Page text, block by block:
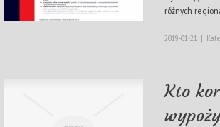
różnych
2019-01-21 |
Kto